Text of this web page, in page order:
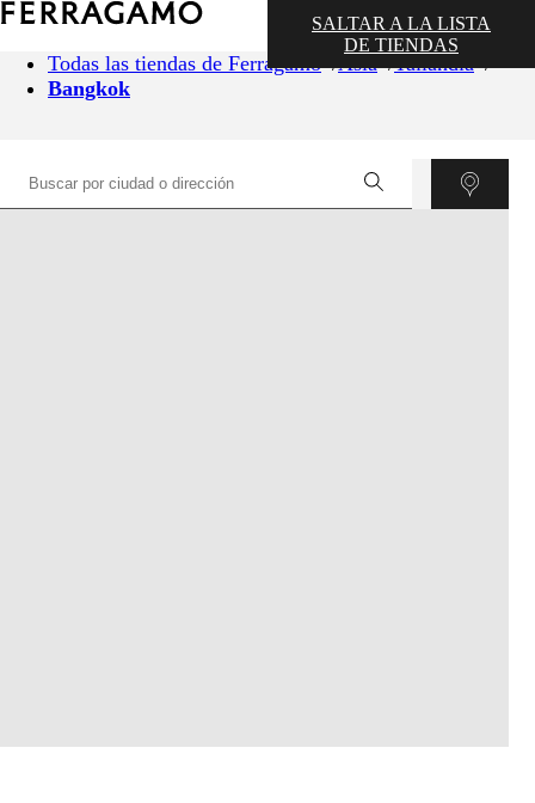
Todas las tiendas de Ferragamo Asia
Tailandia
Bangkok
SALTAR A LA LISTA
DE TIENDAS
CARTO